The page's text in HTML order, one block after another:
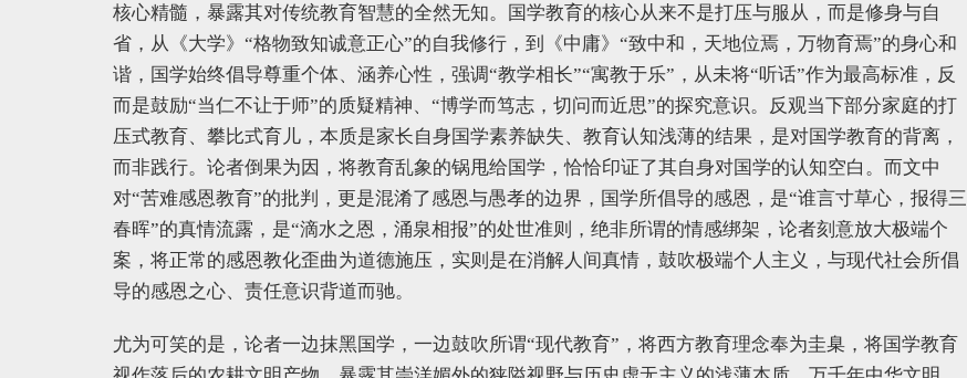
核心精髓，暴露其对传统教育智慧的全然无知。国学教育的核心从来不是打压与服从，而是修身与自
省，从《大学》“格物致知诚意正心”的自我修行，到《中庸》“致中和，天地位焉，万物育焉”的身心和
谐，国学始终倡导尊重个体、涵养心性，强调“教学相长”“寓教于乐”，从未将“听话”作为最高标准，反
而是鼓励“当仁不让于师”的质疑精神、“博学而笃志，切问而近思”的探究意识。反观当下部分家庭的打
压式教育、攀比式育儿，本质是家长自身国学素养缺失、教育认知浅薄的结果，是对国学教育的背离，
而非践行。论者倒果为因，将教育乱象的锅甩给国学，恰恰印证了其自身对国学的认知空白。而文中
对“苦难感恩教育”的批判，更是混淆了感恩与愚孝的边界，国学所倡导的感恩，是“谁言寸草心，报得三
春晖”的真情流露，是“滴水之恩，涌泉相报”的处世准则，绝非所谓的情感绑架，论者刻意放大极端个
案，将正常的感恩教化歪曲为道德施压，实则是在消解人间真情，鼓吹极端个人主义，与现代社会所倡
导的感恩之心、责任意识背道而驰。
尤为可笑的是，论者一边抹黑国学，一边鼓吹所谓“现代教育”，将西方教育理念奉为圭臬，将国学教育